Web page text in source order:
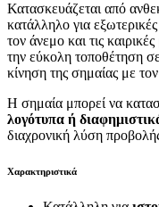
Κατασκευάζεται από
κατάλληλο για
τον άνεμο και τις
την εύκολη τοποθέτηση
κίνηση της σημαίας με
Η σημαία μπορεί να
λογότυπα ή
διαχρονική λύση
Χαρακτηριστικά